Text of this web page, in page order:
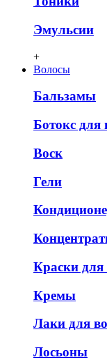
Эмульсии
+
Волосы
Бальзамы
Ботокс для
Воск
Гели
Краски для
Кремы
Лаки для
Лосьоны